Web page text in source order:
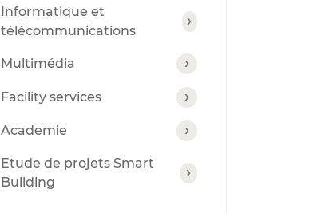
Informatique et
télécommunications
Multimédia
Facility services
Academie
Etude de projets Smart
Building